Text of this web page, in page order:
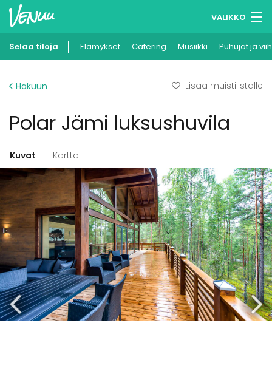
VALIKKO
Muistilistasi
Ilmoita kohteesi
Selaa tiloja Elämykset Catering Musiikki Puhujat ja
Hakuun Lisää muistilistalle
Polar Jämi luksushuvila
Kuvat Kartta